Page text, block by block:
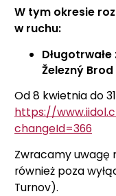
W tym okresie
w ruchu:
Železný Brod
Od 8 kwietnia do
https://
changeId=366
Zwracamy uwagę
również poza
Turnov).